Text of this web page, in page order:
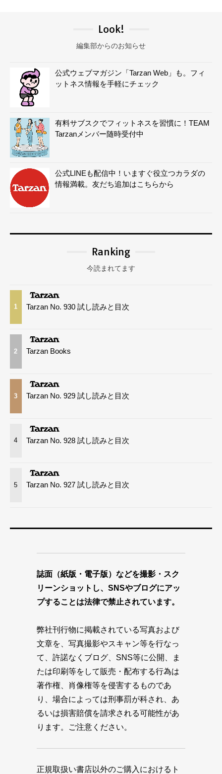
Look!
編集部からのお知らせ
公式ウェブマガジン「Tarzan Web」も。フィ
ットネス情報を手軽にチェック
有料サブスクでフィットネスを習慣に！TEAM
Tarzanメンバー随時受付中
公式LINEも配信中！いますぐ役立つカラダの
情報満載。友だち追加はこちらから
Ranking
今読まれてます
1 Tarzan No. 930 試し読みと目次
2 Tarzan Books
3 Tarzan No. 929 試し読みと目次
4 Tarzan No. 928 試し読みと目次
5 Tarzan No. 927 試し読みと目次
誌面（紙版・電子版）などを撮影・スク
リーンショットし、SNSやブログにアッ
プすることは法律で禁止されています。
弊社刊行物に掲載されている写真および
文章を、写真撮影やスキャン等を行なっ
て、許諾なくブログ、SNS等に公開、ま
たは印刷等をして販売・配布する行為は
著作権、肖像権等を侵害するものであ
り、場合によっては刑事罰が科され、あ
るいは損害賠償を請求される可能性があ
ります。ご注意ください。
正規取扱い書店以外のご購入におけるト